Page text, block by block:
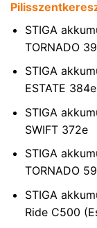
STIGA
TORNADO
STIGA
ESTATE 384e
STIGA
SWIFT 372e
STIGA
TORNADO
STIGA
Ride C500